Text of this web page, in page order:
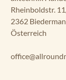
so
m
40
Ri
Rheinboldstr.
2362
Österreich